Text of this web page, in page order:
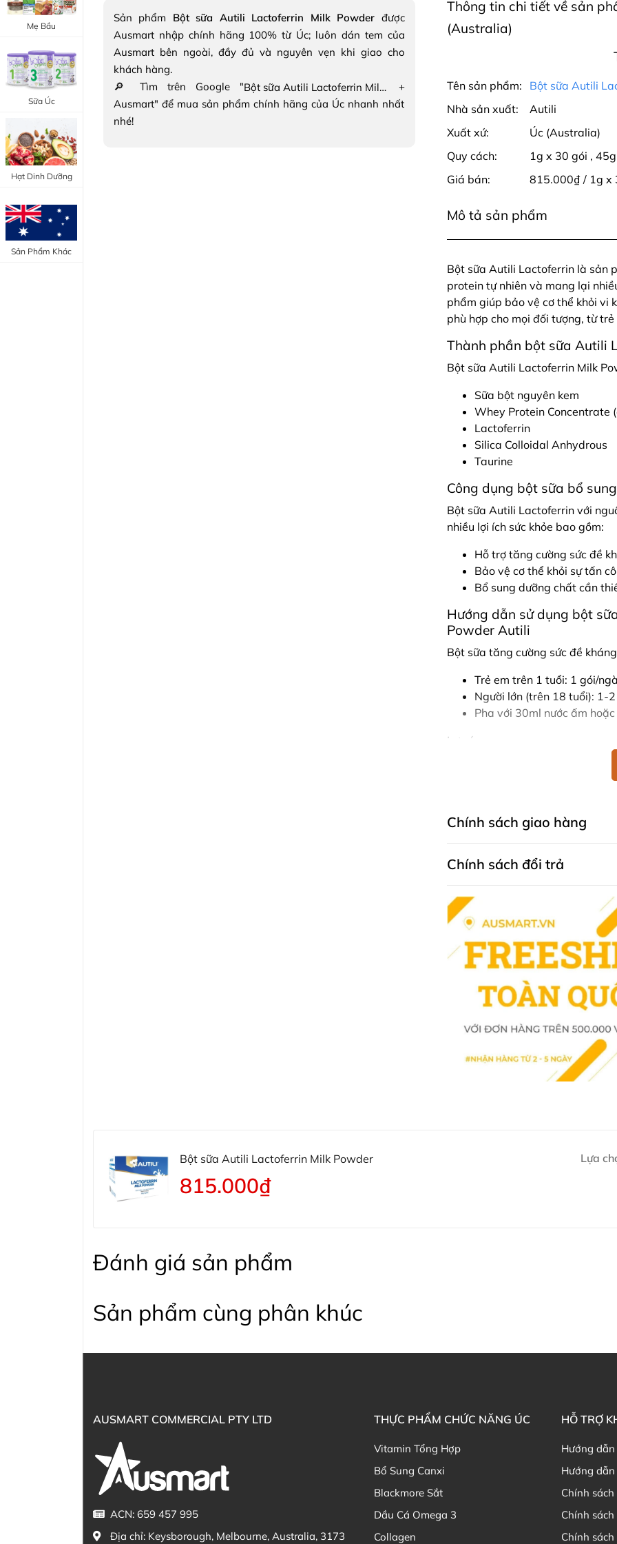
Bổ Khớp - Xương
Bổ Não - Tim Mạch
Canxi - Vitamin D
Trang Điểm Mắt
Trang Điểm Môi
Tẩy Trang - Toner
Dụng Cụ Trang Điểm
Mẹ Bầu
Sữa Úc
Hạt Dinh Dưỡng
Sản Phẩm Khác
Sản phẩm Bột sữa Autili Lactoferrin Milk Powder được
Ausmart nhập chính hãng 100% từ Úc; luôn dán tem của
Ausmart bên ngoài, đầy đủ và nguyên vẹn khi giao cho
khách hàng.
🔎 Tìm trên Google "
Bột sữa Autili Lactoferrin Milk Powder
+
Ausmart" để mua sản phẩm chính hãng của Úc nhanh nhất
nhé!
Thông tin chi tiết về sản
(Australia)
Tên sản phẩm:
Bột sữa Autili
Nhà sản xuất:
Autili
Xuất xứ:
Úc (Australia)
Quy cách:
1g x 30 gói , 45g
Giá bán:
815.000₫ / 1g x
Mô tả sản phẩm
Bột sữa Autili Lactoferrin là sản
protein tự nhiên và mang lại
phẩm giúp bảo vệ cơ thể khỏi vi
phù hợp cho mọi đối tượng, từ
Thành phần bột sữa Autili
Bột sữa Autili Lactoferrin Milk
Sữa bột nguyên kem
Whey Protein Concentrate
Lactoferrin
Silica Colloidal Anhydrous
Taurine
Công dụng bột sữa bổ
Bột sữa Autili Lactoferrin với
nhiều lợi ích sức khỏe bao gồm:
Hỗ trợ tăng cường sức đề
Bảo vệ cơ thể khỏi sự tấn
Bổ sung dưỡng chất cần
Hướng dẫn sử dụng bột
Powder Autili
Bột sữa tăng cường sức đề
Trẻ em trên 1 tuổi: 1 gói/
Người lớn (trên 18 tuổi): 1-
Pha với 30ml nước ấm
Lưu ý
Sản phẩm không được
Có chứa sữa và có thể
Bột sữa Autili Lactoferrin là lựa
thành phần tự nhiên, phù hợp cho
Khách hàng có thể đặt mua Bột
hoặc liên hệ với các kênh tư vấn
Facebook Ausmart.au
|
Zalo Ausmart.au | Ausmart
Điện thoại liên hệ đặt hàng:
Thạc sĩ Điều dưỡng & Cố vấn
Chính sách giao hàng
Chính sách đổi trả
Bột sữa Autili Lactoferrin Milk Powder
815.000₫
Lựa
Đánh giá sản phẩm
Sản phẩm cùng phân khúc
AUSMART COMMERCIAL PTY LTD
ACN: 659 457 995
Địa chỉ: Keysborough, Melbourne, Australia, 3173
THỰC PHẨM CHỨC NĂNG ÚC
Vitamin Tổng Hợp
Bổ Sung Canxi
Blackmore Sắt
Dầu Cá Omega 3
Collagen
HỖ TRỢ
Hướng
Hướng
Chính
Chính
Chính